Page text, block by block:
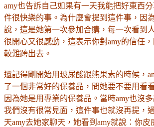
amy也告訴自己如果有一天我能把好東西
件很快樂的事。為什麼會提到這件事，因
說，這是她第一次參加合購，每一次看到
很開心又很感動，這表示你對amy的信任
較難跨出去。
還記得剛開始用玻尿酸跟熊果素的時候，
了一個非常好的保養品，問她要不要用看
因為她是用專業的保養品。當時amy也沒
我們沒有很常見面，這件事也就沒再提，
天amy去她家聊天，她看到 amy就說：你皮